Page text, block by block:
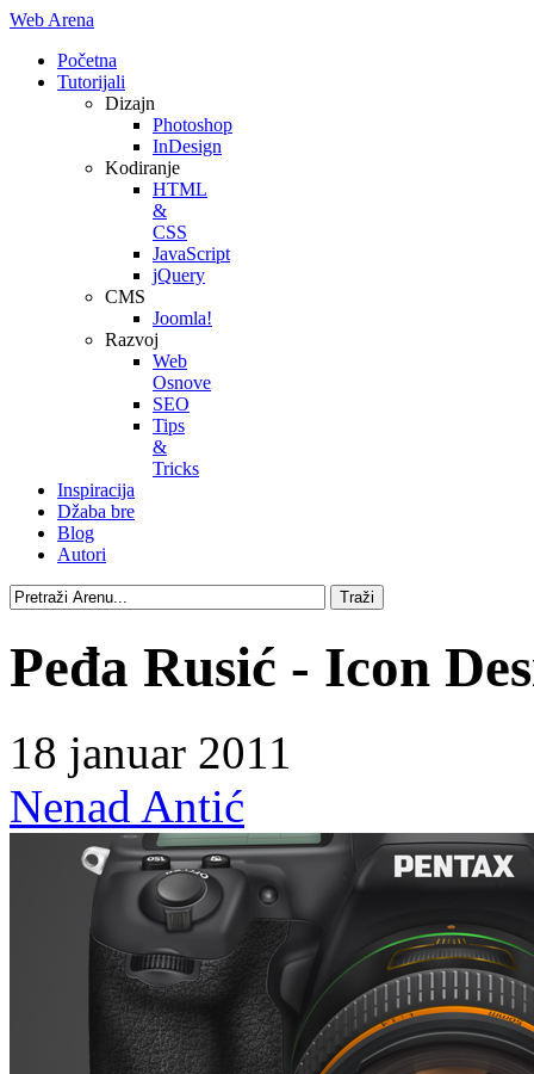
Web Arena
Početna
Tutorijali
Dizajn
Photoshop
InDesign
Kodiranje
HTML
&
CSS
JavaScript
jQuery
CMS
Joomla!
Razvoj
Web
Osnove
SEO
Tips
&
Tricks
Inspiracija
Džaba bre
Blog
Autori
Peđa Rusić - Icon
18 januar 2011
Nenad Antić